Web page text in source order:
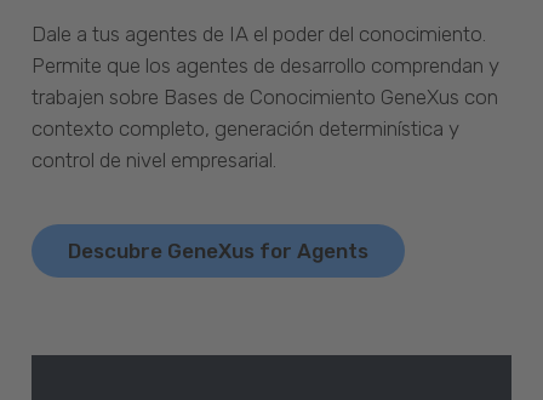
Dale a tus agentes de IA el poder del conocimiento.
Permite que los agentes de desarrollo comprendan y
trabajen sobre Bases de Conocimiento GeneXus con
contexto completo, generación determinística y
control de nivel empresarial.
Descubre GeneXus for Agents